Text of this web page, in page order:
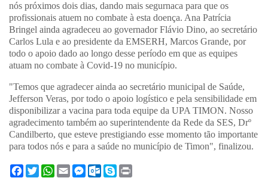
nós próximos dois dias, dando mais segurnaca para que os
profissionais atuem no combate à esta doença. Ana Patrícia
Bringel ainda agradeceu ao governador Flávio Dino, ao secretário
Carlos Lula e ao presidente da EMSERH, Marcos Grande, por
todo o apoio dado ao longo desse período em que as equipes
atuam no combate à Covid-19 no município.
"Temos que agradecer ainda ao secretário municipal de Saúde,
Jefferson Veras, por todo o apoio logístico e pela sensibilidade em
disponibilizar a vacina para toda equipe da UPA TIMON. Nosso
agradecimento também ao superintendente da Rede da SES, Drº
Candilberto, que esteve prestigiando esse momento tão importante
para todos nós e para a saúde no município de Timon", finalizou.
F
a
T
w
W
h
E
m
M
e
O
u
S
k